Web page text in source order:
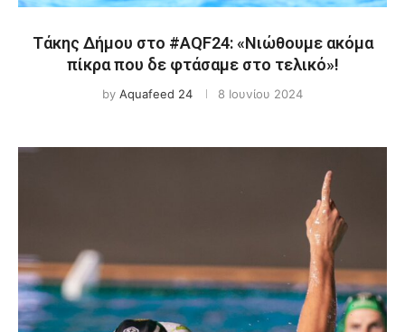
Τάκης Δήμου στο #AQF24: «Νιώθουμε ακόμα
πίκρα που δε φτάσαμε στο τελικό»!
by Aquafeed 24 8 Ιουνίου 2024